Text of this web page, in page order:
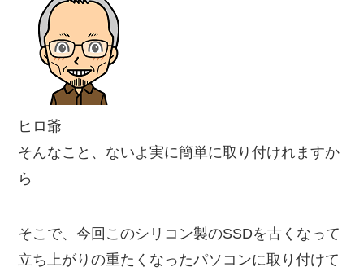
ヒロ爺
そんなこと、ないよ実に簡単に取り付けれますか
ら
そこで、今回このシリコン製のSSDを古くなって
立ち上がりの重たくなったパソコンに取り付けて